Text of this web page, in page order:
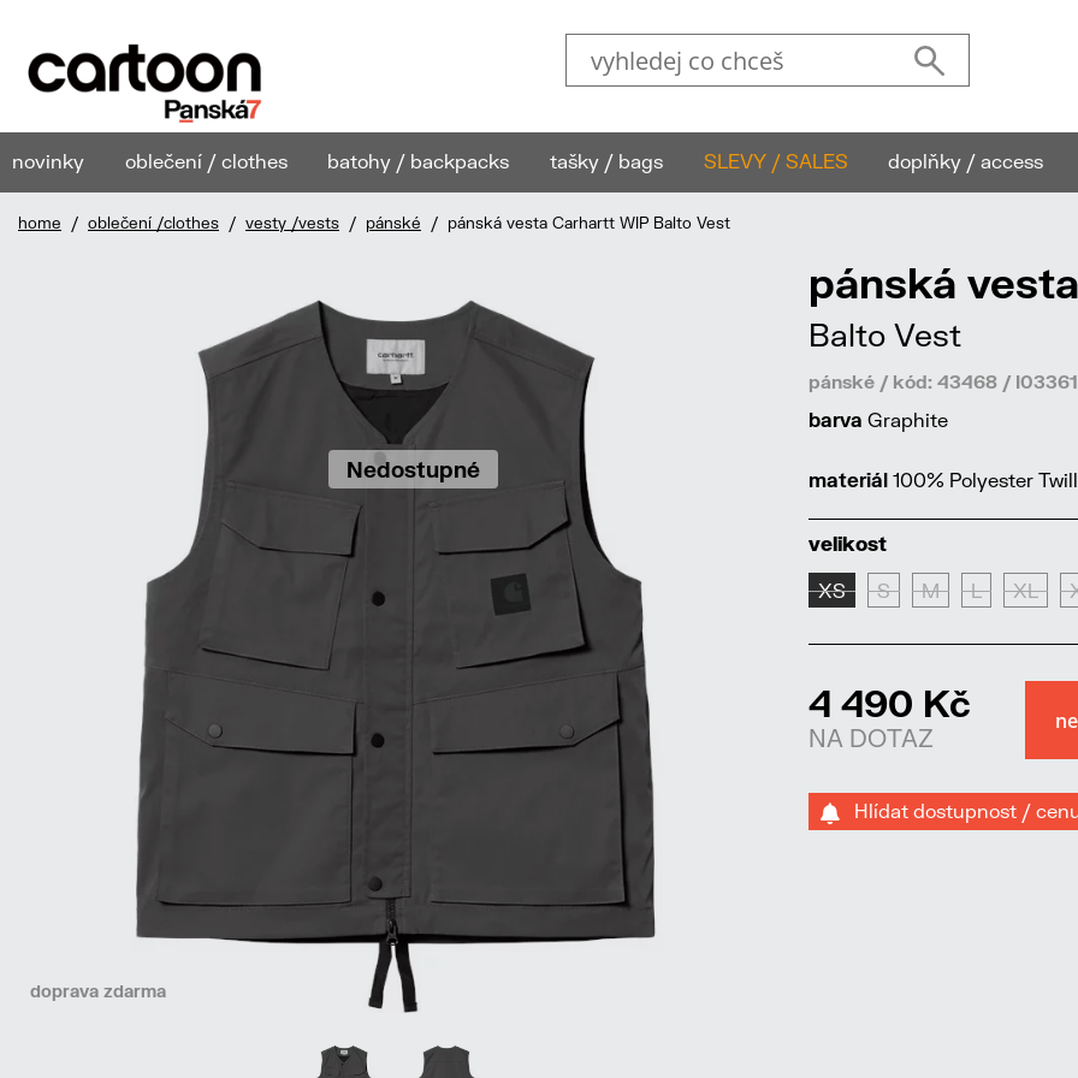
novinky oblečení / clothes batohy / backpacks tašky / bags SLEVY / SALES doplňky / access
home / oblečení /clothes / vesty /vests / pánské / pánská vesta Carhartt WIP Balto Vest
Nedostupné
doprava zdarma
pánská
Balto Vest
pánské / kód: 43468 /
barva Graphite
materiál 100% Polyester
velikost
XS S M L XL
4 490 Kč
NA DOTAZ
Hlídat dostupnost /